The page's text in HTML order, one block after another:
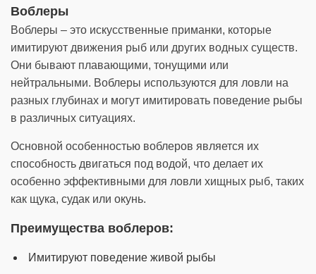
Воблеры
Воблеры – это искусственные приманки, которые
имитируют движения рыб или других водных существ.
Они бывают плавающими, тонущими или
нейтральными. Воблеры используются для ловли на
разных глубинах и могут имитировать поведение рыбы
в различных ситуациях.
Основной особенностью воблеров является их
способность двигаться под водой, что делает их
особенно эффективными для ловли хищных рыб, таких
как щука, судак или окунь.
Преимущества воблеров:
Имитируют поведение живой рыбы